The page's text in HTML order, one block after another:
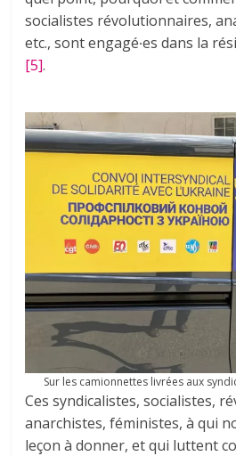
socialistes révolutionnaires,
etc., sont engagé∙es dans la
[5].
Sur les camionnettes livrées aux
Ces syndicalistes, socialistes,
anarchistes, féministes, à qui
leçon à donner, et qui luttent